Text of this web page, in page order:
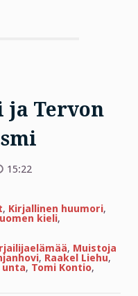
Tervon
15:22
, Kirjallinen huumori,
kieli,
, Muistoja
, Raakel Liehu,
unta, Tomi Kontio,